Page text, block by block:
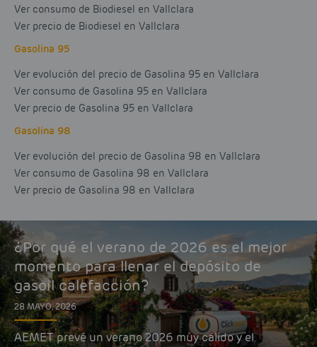
Ver consumo de Biodiesel en Vallclara
Ver precio de Biodiesel en Vallclara
Gasolina 95
Ver evolución del precio de Gasolina 95 en Vallclara
Ver consumo de Gasolina 95 en Vallclara
Ver precio de Gasolina 95 en Vallclara
Gasolina 98
Ver evolución del precio de Gasolina 98 en Vallclara
Ver consumo de Gasolina 98 en Vallclara
Ver precio de Gasolina 98 en Vallclara
¿Por qué el verano de 2026 es el mejor
momento para llenar el depósito de
gasoil calefacción?
28 MAYO, 2026
AEMET prevé un verano 2026 muy cálido y el